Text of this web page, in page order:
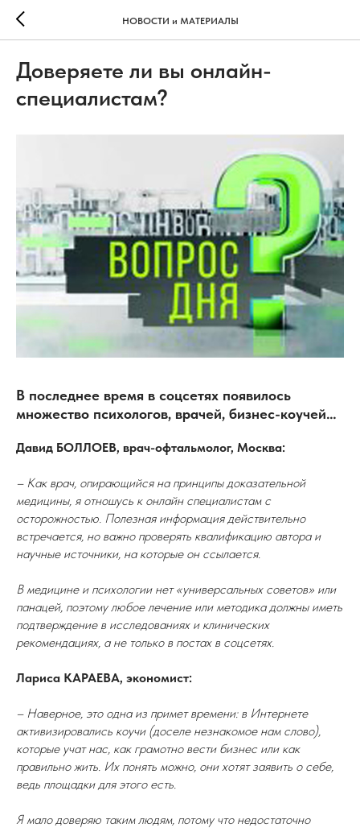
НОВОСТИ и МАТЕРИАЛЫ
Доверяете ли вы онлайн-
специалистам?
В последнее время в соцсетях появилось
множество психологов, врачей, бизнес-коучей…
Давид БОЛЛОЕВ, врач-офтальмолог, Москва:
– Как врач, опирающийся на принципы доказательной
медицины, я отношусь к онлайн специалистам с
осторожностью. Полезная информация действительно
встречается, но важно проверять квалификацию автора и
научные источники, на которые он ссылается.
В медицине и психологии нет «универсальных советов» или
панацей, поэтому любое лечение или методика должны иметь
подтверждение в исследованиях и клинических
рекомендациях, а не только в постах в соцсетях.
Лариса КАРАЕВА, экономист:
– Наверное, это одна из примет времени: в Интернете
активизировались коучи (доселе незнакомое нам слово),
которые учат нас, как грамотно вести бизнес или как
правильно жить. Их понять можно, они хотят заявить о себе,
ведь площадки для этого есть.
Я мало доверяю таким людям, потому что недостаточно